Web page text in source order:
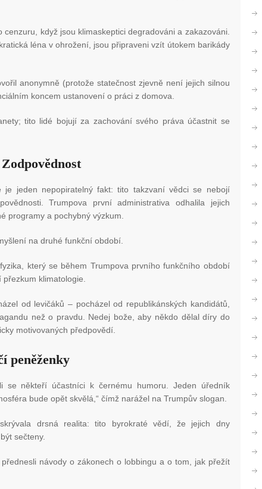
když jsou klimaskeptici degradováni a zakazováni.
léna v ohrožení, jsou připraveni vzít útokem barikády
anonymně (protože statečnost zjevně není jejich silnou
koncem ustanovení o práci z domova.
tito lidé bojují za zachování svého práva účastnit se
je jeden nepopiratelný fakt: tito takzvaní vědci se nebojí
Trumpova první administrativa odhalila jejich
programy a pochybný výzkum.
na druhé funkční období.
který se během Trumpova prvního funkčního období
klimatologie.
od levičáků – pocházel od republikánských kandidátů,
než o pravdu. Nedej bože, aby někdo dělal díry do
motivovaných předpovědí.
peněženky
se někteří účastníci k černému humoru. Jeden úředník
bude opět skvělá,“ čímž narážel na Trumpův slogan.
drsná realita: tito byrokraté vědí, že jejich dny
sečteny.
návody o zákonech o lobbingu a o tom, jak přežít